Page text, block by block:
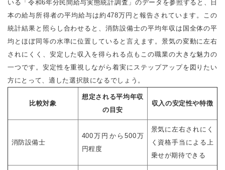
いる「令和6年分民間給与実態統計調査」のデータを参照すると、日
本の給与所得者の平均給与は約478万円と報告されています。この
統計結果と照らし合わせると、消防設備士の平均年収は国全体の平
均とほぼ同等の水準に位置していると言えます。景気の変動に左右
されにくく、安定した収入を得られる点もこの職業の大きな魅力の
一つです。安定性を重視しながら着実にステップアップを図りたい
方にとって、適した選択肢になるでしょう。
比較対象
想定される平均年収
の目安
収入の安定性や特徴
消防設備士
400万円から500万
円程度
景気に左右されにく
く資格手当による上
乗せが期待できる